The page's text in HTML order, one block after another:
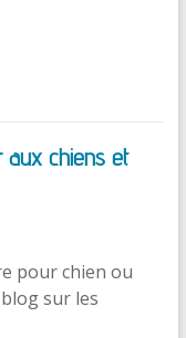
aux chiens et
pour chien ou
sur les